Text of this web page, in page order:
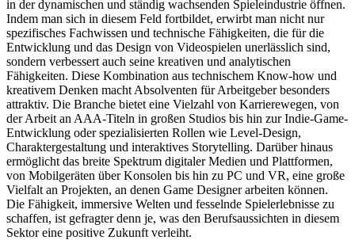
in der dynamischen und ständig wachsenden Spieleindustrie öffnen.
Indem man sich in diesem Feld fortbildet, erwirbt man nicht nur
spezifisches Fachwissen und technische Fähigkeiten, die für die
Entwicklung und das Design von Videospielen unerlässlich sind,
sondern verbessert auch seine kreativen und analytischen
Fähigkeiten. Diese Kombination aus technischem Know-how und
kreativem Denken macht Absolventen für Arbeitgeber besonders
attraktiv. Die Branche bietet eine Vielzahl von Karrierewegen, von
der Arbeit an AAA-Titeln in großen Studios bis hin zur Indie-Game-
Entwicklung oder spezialisierten Rollen wie Level-Design,
Charaktergestaltung und interaktives Storytelling. Darüber hinaus
ermöglicht das breite Spektrum digitaler Medien und Plattformen,
von Mobilgeräten über Konsolen bis hin zu PC und VR, eine große
Vielfalt an Projekten, an denen Game Designer arbeiten können.
Die Fähigkeit, immersive Welten und fesselnde Spielerlebnisse zu
schaffen, ist gefragter denn je, was den Berufsaussichten in diesem
Sektor eine positive Zukunft verleiht.